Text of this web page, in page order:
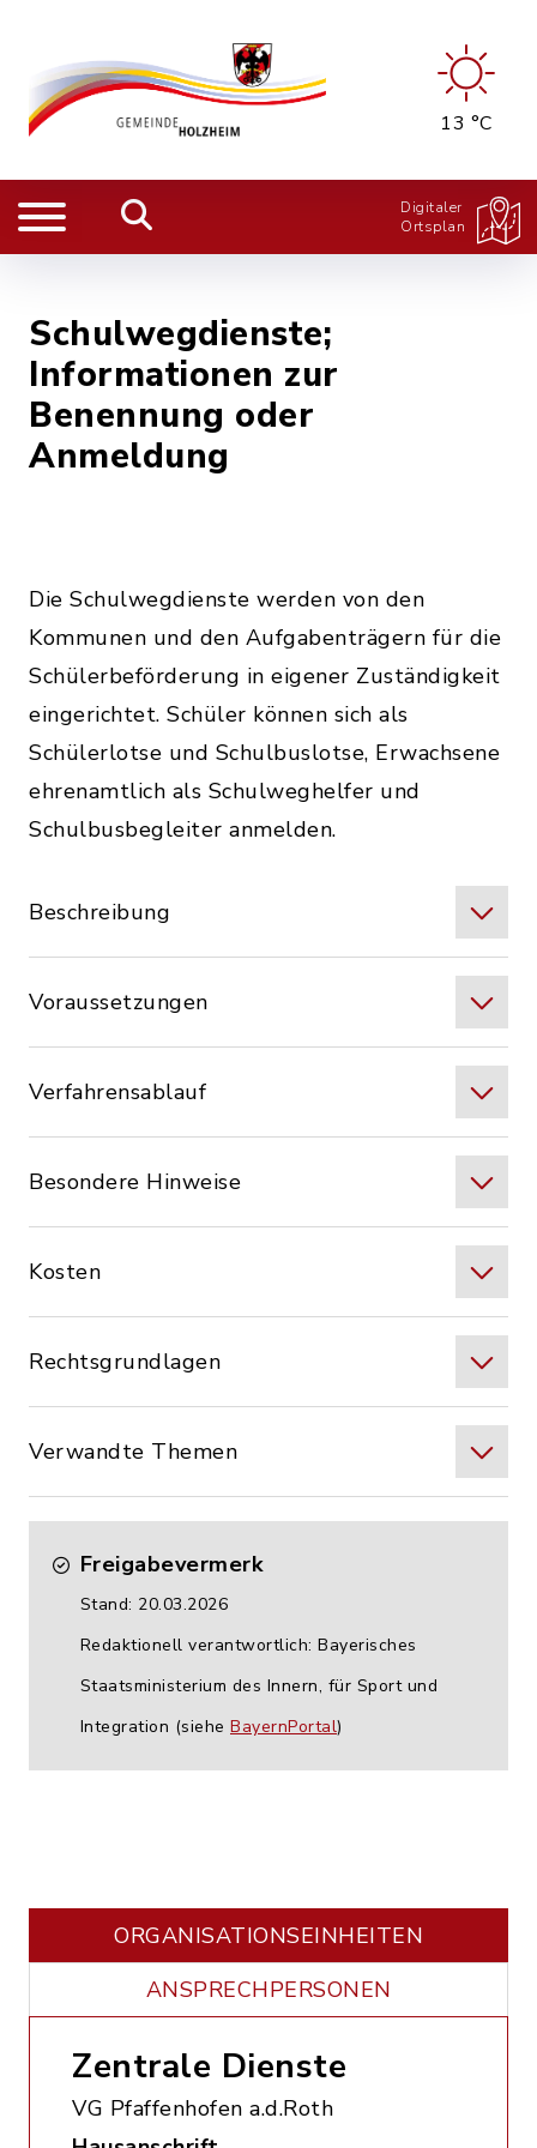
13 °C
Digitaler
Ortsplan
Schulwegdienste;
Informationen zur
Benennung oder
Anmeldung
Die Schulwegdienste werden von den
Kommunen und den Aufgabenträgern für die
Schülerbeförderung in eigener Zuständigkeit
eingerichtet. Schüler können sich als
Schülerlotse und Schulbuslotse, Erwachsene
ehrenamtlich als Schulweghelfer und
Schulbusbegleiter anmelden.
Beschreibung
Voraussetzungen
Verfahrensablauf
Besondere Hinweise
Kosten
Rechtsgrundlagen
Verwandte Themen
Freigabevermerk
Stand: 20.03.2026
Redaktionell verantwortlich: Bayerisches
Staatsministerium des Innern, für Sport und
Integration (siehe BayernPortal)
ORGANISATIONS­EINHEITEN
ANSPRECHPERSONEN
Zentrale Dienste
VG Pfaffenhofen a.d.Roth